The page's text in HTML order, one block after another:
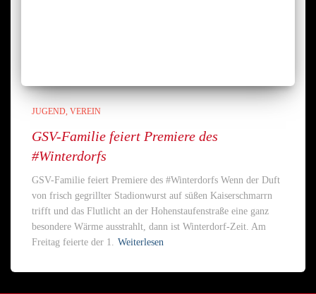
JUGEND VEREIN
GSV-Familie feiert Premiere des
#Winterdorfs
GSV-Familie feiert Premiere des #Winterdorfs Wenn der Duft
von frisch gegrillter Stadionwurst auf süßen Kaiserschmarrn
trifft und das Flutlicht an der Hohenstaufenstraße eine ganz
besondere Wärme ausstrahlt, dann ist Winterdorf-Zeit. Am
Freitag feierte der 1. Weiterlesen